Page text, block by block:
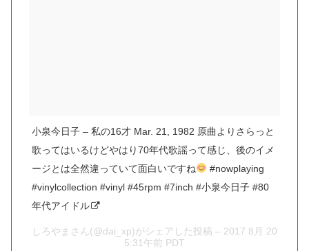
小泉今日子 – 私の16才 Mar. 21, 1982 原曲よりさらっと
歌ってはいるけどやはり70年代歌謡って感じ、後のイメ
ージとは全然違っていて面白いですね
#nowplaying
#vinylcollection #vinyl #45rpm #7inch #小泉今日子 #80
年代アイドル
しろやまさん(@dai_xp)がシェアした投稿 – 2017 8月 20
5:31午前 PDT